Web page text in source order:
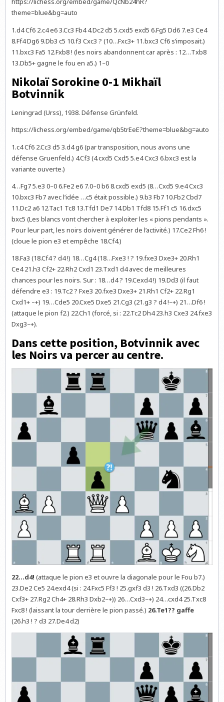
theme=blue&bg=auto
1.d4 Cf6 2.c4 e6 3.Cc3 Fb4 4.Dc2 d5 5.cxd5 exd5 6.Fg5 Dd6 7.e3 Ce4
8.Ff4 Dg6 9.Db3 c5 10.f3 Cxc3 ? (10…Fxc3+ 11.bxc3 Cf6 s’imposait.)
11.bxc3 Fa5 12.Fxb8 ! (les noirs abandonnent car après : 12…Txb8
13.Db5+ gagne le fou en a5.) 1–0
Nikolaï Sorokine 0-1 Mikhaïl
Botvinnik
Leningrad (Urss), 1938. Défense Grünfeld.
https://lichess.org/embed/game/qb5trEeE?theme=blue&bg=auto
1.c4 Cf6 2.Cc3 d5 3.d4 g6 (par transposition, nous avons une
défense Gruenfeld.) 4.Cf3 (4.cxd5 Cxd5 5.e4 Cxc3 6.bxc3 est la
variante ouverte.)
4…Fg7 5.e3 0–0 6.Fe2 e6 7.0–0 b6 8.cxd5 exd5 (8…Cxd5 9.e4 Cxc3
10.bxc3 Fb7 avec l’idée …c5 était possible.) 9.b3 Fb7 10.Fb2 Cbd7
11.Dc2 a6 12.Tac1 Tc8 13.Tfd1 De7 14.Db1 Tfd8 15.Ff1 c5 16.dxc5
bxc5 (Les blancs vont chercher à exploiter les « pions pendants ».
Pour leur part, les noirs doivent générer de l’activité.) 17.Ce2 Fh6 !
(cloue le pion e3 et empêche 18.Cf4.)
18.Fa3 (18.Cf4 ? d4 !) 18…Cg4 (18…Fxe3 ! ? 19.fxe3 Dxe3+ 20.Rh1
Ce4 21.h3 Cf2+ 22.Rh2 Cxd1 23.Txd1 d4 avec de meilleures
chances pour les noirs. Sur : 18…d4 ? 19.Cexd4 !) 19.Dd3 (il faut
défendre e3 : 19.Tc2 ? Fxe3 20.fxe3 Dxe3+ 21.Rh1 Cf2+ 22.Rg1
Cxd1+ –+) 19…Cde5 20.Cxe5 Dxe5 21.Cg3 (21.g3 ? d4 !–+) 21…Df6 !
(attaque le pion f2.) 22.Ch1 (forcé, si : 22.Tc2 Dh4 23.h3 Cxe3 24.fxe3
Dxg3–+).
Dans cette position, Botvinnik avec
les Noirs va percer au centre.
22…d4! (attaque le pion e3 et ouvre la diagonale pour le Fou b7.)
23.De2 Ce5 24.exd4 (si : 24.Fxc5 Ff3 ! 25.gxf3 d3 ! 26.Txd3 ((26.Db2
Cxf3+ 27.Rg2 Ch4+ 28.Rh3 Dxb2–+)) 26…Cxd3–+) 24…cxd4 25.Txc8
Fxc8 ! (laissant la tour derrière le pion passé.) 26.Te1?? gaffe
(26.h3 ! ? d3 27.De4 d2)